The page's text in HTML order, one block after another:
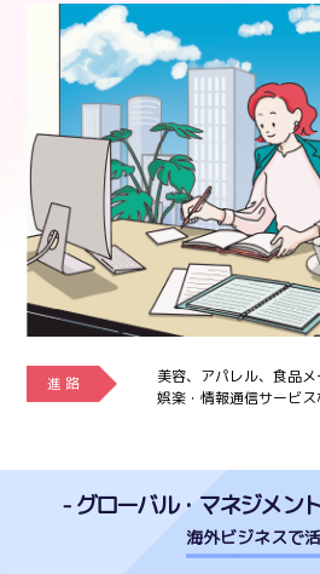
進 路
美容、アパレル、食品
娯楽・情報通信サービス
- グローバル・マネジメン
海外ビジネスで活